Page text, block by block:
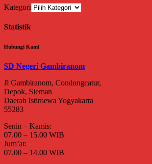
Kategori
Statistik
Hubungi Kami
SD Negeri Gambiranom
Jl Gambiranom, Condongcatur,
Depok, Sleman
Daerah Istimewa Yogyakarta
55283
Senin – Kamis:
07.00 – 15.00 WIB
Jum’at:
07.00 – 14.00 WIB